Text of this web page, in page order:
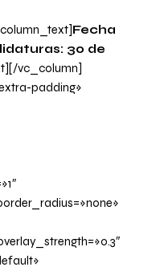
Fecha
30 de
vc_column]
padding»